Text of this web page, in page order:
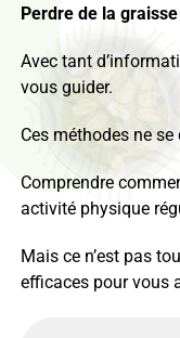
Perdre de la graisse
Avec tant
vous guider.
Ces méthodes ne
Comprendre
activité physique
Mais ce n’est pas
efficaces pour vous